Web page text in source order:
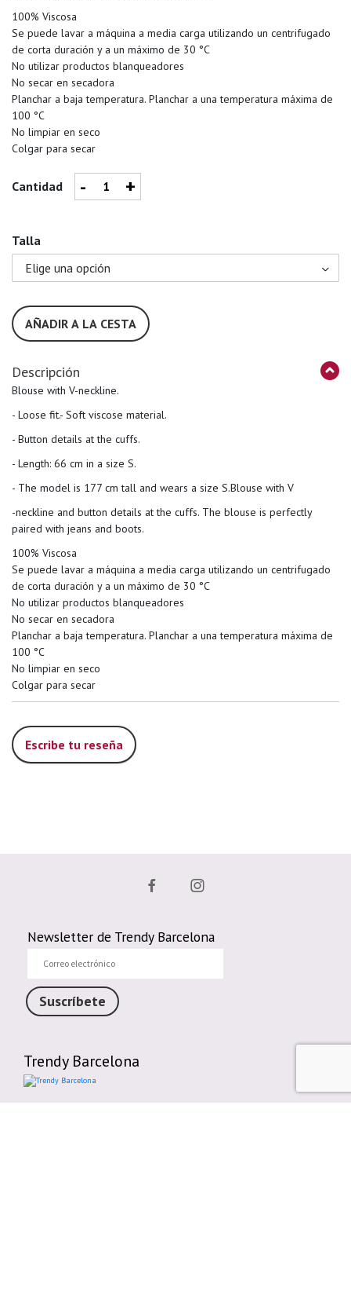
100% Viscosa
Se puede lavar a máquina a media carga utilizando un centrifugado
de corta duración y a un máximo de 30 °C
No utilizar productos blanqueadores
No secar en secadora
Planchar a baja temperatura. Planchar a una temperatura máxima de
100 °C
No limpiar en seco
Colgar para secar
Cantidad - +
Talla
AÑADIR A LA CESTA
Descripción
Blouse with V-neckline.
- Loose fit.- Soft viscose material.
- Button details at the cuffs.
- Length: 66 cm in a size S.
- The model is 177 cm tall and wears a size S.Blouse with V
-neckline and button details at the cuffs. The blouse is perfectly
paired with jeans and boots.
100% Viscosa
Se puede lavar a máquina a media carga utilizando un centrifugado
de corta duración y a un máximo de 30 °C
No utilizar productos blanqueadores
No secar en secadora
Planchar a baja temperatura. Planchar a una temperatura máxima de
100 °C
No limpiar en seco
Colgar para secar
Escribe tu reseña
Newsletter de Trendy Barcelona
electrónico
Suscríbete
Trendy Barcelona